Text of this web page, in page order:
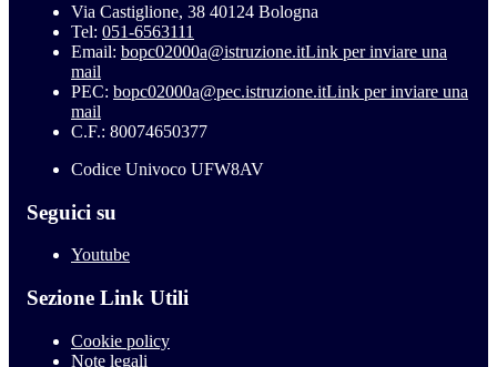
Via Castiglione, 38 40124 Bologna
Tel: 051-6563111
Email: bopc02000a@istruzione.itLink per inviare una
mail
PEC: bopc02000a@pec.istruzione.itLink per inviare una
mail
C.F.: 80074650377
Codice Univoco UFW8AV
Seguici su
Youtube
Sezione Link Utili
Cookie policy
Note legali